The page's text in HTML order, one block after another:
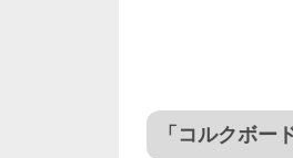
「コルクボー